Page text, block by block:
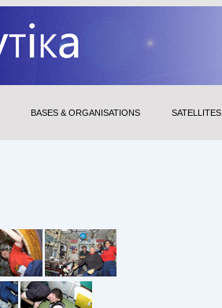
BASES & ORGANISATIONS SATELLITES